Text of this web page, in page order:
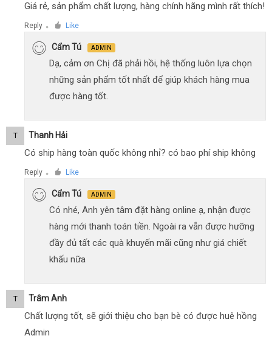
Giá rẻ, sản phẩm chất lượng, hàng chính hãng mình rất thích!
Reply ● Like
Cẩm Tú ADMIN
Dạ, cảm ơn Chị đã phải hồi, hệ thống luôn lựa chọn
những sản phẩm tốt nhất để giúp khách hàng mua
được hàng tốt.
T Thanh Hải
Có ship hàng toàn quốc không nhỉ? có bao phí ship không
Reply ● Like
Cẩm Tú ADMIN
Có nhé, Anh yên tâm đặt hàng online ạ, nhận được
hàng mới thanh toán tiền. Ngoài ra vẫn được hưỡng
đầy đủ tất các quà khuyến mãi cũng như giá chiết
khấu nữa
T Trâm Anh
Chất lượng tốt, sẽ giới thiệu cho bạn bè có được huê hồng
Admin